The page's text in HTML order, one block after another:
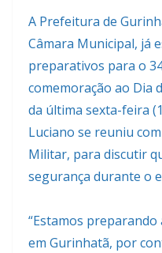
A Prefeitura de
Câmara Municipal, já
preparativos para o
comemoração ao Dia
da última sexta-feira
Luciano se reuniu
Militar, para discutir
segurança durante o
“Estamos
em Gurinhatã, por